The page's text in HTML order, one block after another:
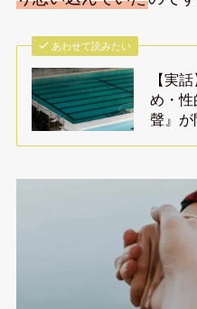
あわせて読みたい
【実
め・
聲』が